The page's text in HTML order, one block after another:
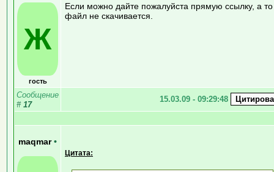
Ж
гость
Если можно дайте пожалуйста прямую ссылку, а то
файл не скачивается.
Сообщение
# 17
15.03.09 - 09:29:48
maqmar •
Цитата: